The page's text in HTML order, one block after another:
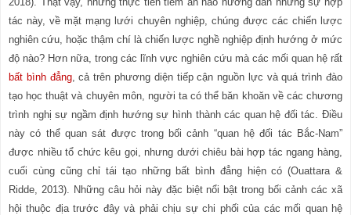
tác này, về mặt mạng lưới chuyên nghiệp, chúng được các chiến lược
nghiên cứu, hoặc thậm chí là chiến lược nghề nghiệp định hướng ở mức
độ nào? Hơn nữa, trong các lĩnh vực nghiên cứu mà các mối quan hệ rất
bất bình đẳng, cả trên phương diện tiếp cận nguồn lực và quá trình đào
tạo học thuật và chuyên môn, người ta có thể băn khoăn về các chương
trình nghị sự ngầm định hướng sự hình thành các quan hệ đối tác. Điều
này có thể quan sát được trong bối cảnh “quan hệ đối tác Bắc-Nam”
được nhiều tổ chức kêu gọi, nhưng dưới chiêu bài hợp tác ngang hàng,
cuối cùng cũng chỉ tái tạo những bất bình đẳng hiện có (Ouattara &
Ridde, 2013). Những câu hỏi này đặc biệt nổi bật trong bối cảnh các xã
hội thuộc địa trước đây và phải chịu sự chi phối của các mối quan hệ